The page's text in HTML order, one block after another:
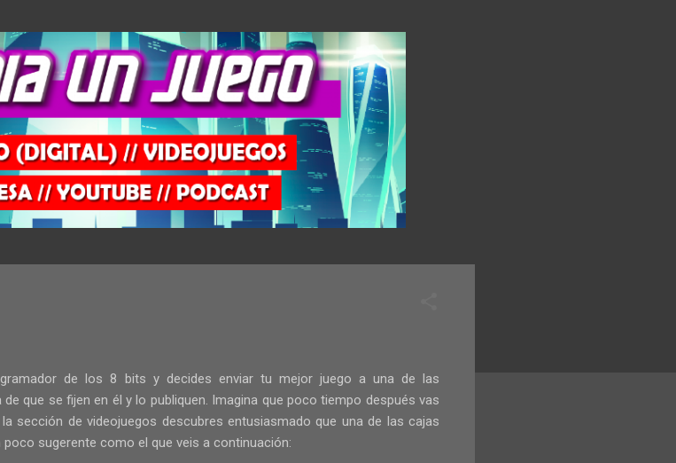
de los 8 bits y decides enviar tu mejor juego a una de las
que se fijen en él y lo publiquen. Imagina que poco tiempo después vas
sección de videojuegos descubres entusiasmado que una de las cajas
sugerente como el que veis a continuación: